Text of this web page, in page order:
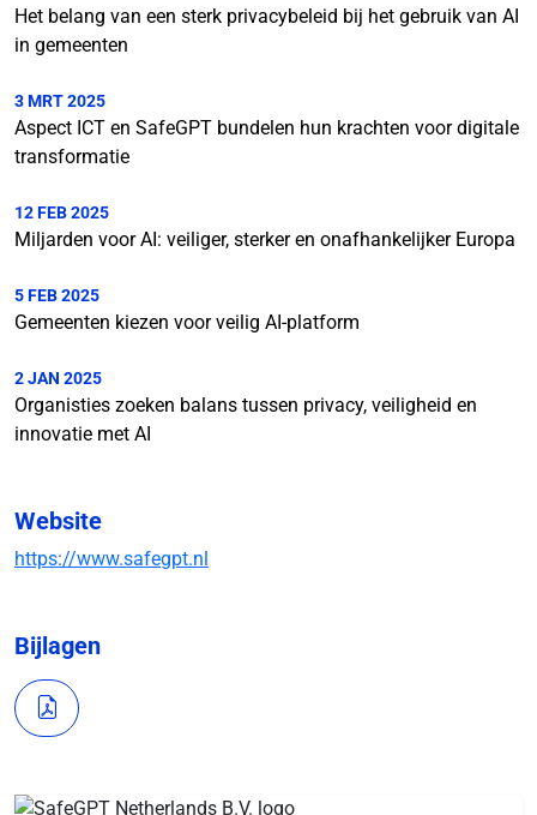
Het belang van een sterk privacybeleid bij het gebruik van AI
in gemeenten
3 MRT 2025
Aspect ICT en SafeGPT bundelen hun krachten voor digitale
transformatie
12 FEB 2025
Miljarden voor AI: veiliger, sterker en onafhankelijker Europa
5 FEB 2025
Gemeenten kiezen voor veilig AI-platform
2 JAN 2025
Organisties zoeken balans tussen privacy, veiligheid en
innovatie met AI
Website
https://www.safegpt.nl
Bijlagen